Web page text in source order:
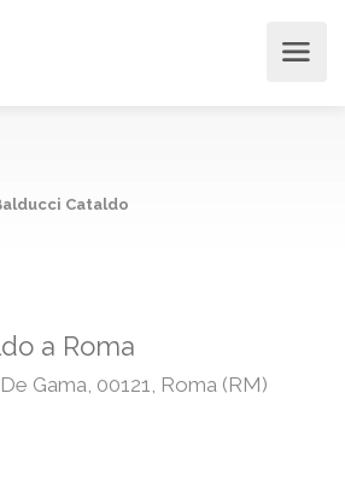
Cataldo
a Roma
Gama, 00121, Roma (RM)